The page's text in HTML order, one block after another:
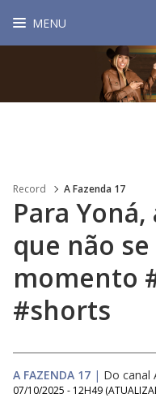
MENU
Record A Fazenda 17
Para
que não
momento
#shorts
A FAZENDA 17 | Do canal
07/10/2025 - 12H49